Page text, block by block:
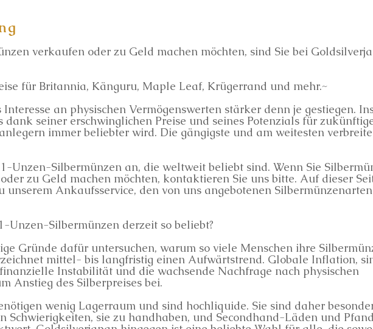
verkaufen oder zu Geld machen möchten, sind Sie bei
für Britannia, Känguru, Maple Leaf, Krügerrand und mehr.~
an physischen Vermögenswerten stärker denn je gestiegen.
seiner erschwinglichen Preise und seines Potenzials für
immer beliebter wird. Die gängigste und am weitesten
Unzen-Silbermünzen an, die weltweit beliebt sind. Wenn Sie
zu Geld machen möchten, kontaktieren Sie uns bitte. Auf dieser
Ankaufsservice, den von uns angebotenen
Unzen-Silbermünzen derzeit so beliebt?
Gründe dafür untersuchen, warum so viele Menschen ihre
mittel- bis langfristig einen Aufwärtstrend. Globale Inflation,
Instabilität und die wachsende Nachfrage nach physischen
Anstieg des Silberpreises bei.
wenig Lagerraum und sind hochliquide. Sie sind daher
Schwierigkeiten, sie zu handhaben, und Secondhand-Läden und